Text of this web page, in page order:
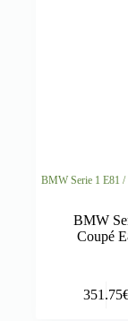
BMW Serie 1 E81 /
BMW
Coupé
351.75